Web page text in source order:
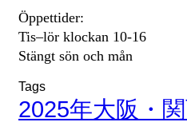
Öppettider:
Tis–lör klockan 10-16
Stängt sön och mån
Tags
2025年大阪・